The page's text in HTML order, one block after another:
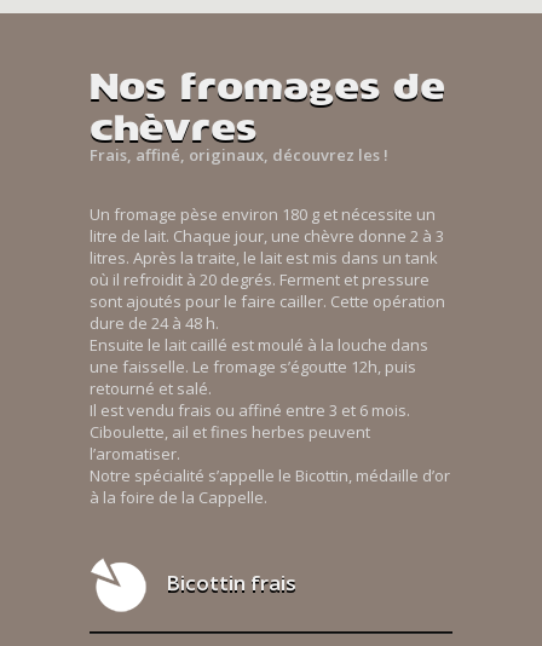
Nos fromages de
chèvres
Frais, affiné, originaux, découvrez les !
Un fromage pèse environ 180 g et nécessite un
litre de lait. Chaque jour, une chèvre donne 2 à 3
litres. Après la traite, le lait est mis dans un tank
où il refroidit à 20 degrés. Ferment et pressure
sont ajoutés pour le faire cailler. Cette opération
dure de 24 à 48 h.
Ensuite le lait caillé est moulé à la louche dans
une faisselle. Le fromage s’égoutte 12h, puis
retourné et salé.
Il est vendu frais ou affiné entre 3 et 6 mois.
Ciboulette, ail et fines herbes peuvent
l’aromatiser.
Notre spécialité s’appelle le Bicottin, médaille d’or
à la foire de la Cappelle.
Bicottin frais